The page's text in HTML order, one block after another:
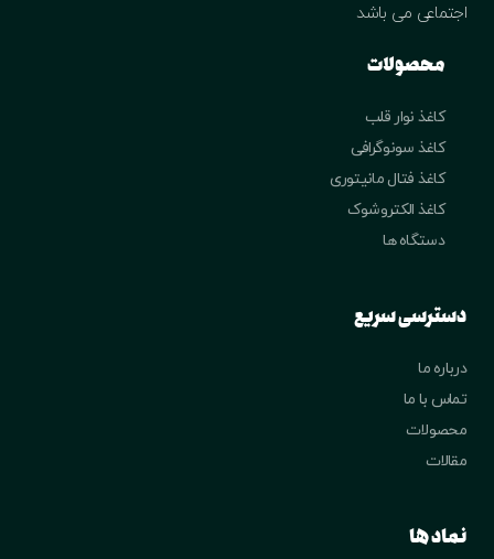
اجتماعی می باشد
محصولات
کاغذ نوار قلب
کاغذ سونوگرافی
کاغذ فتال مانیتوری
کاغذ الکتروشوک
دستگاه ها
دسترسی سریع
درباره ما
تماس با ما
محصولات
مقالات
نماد ها